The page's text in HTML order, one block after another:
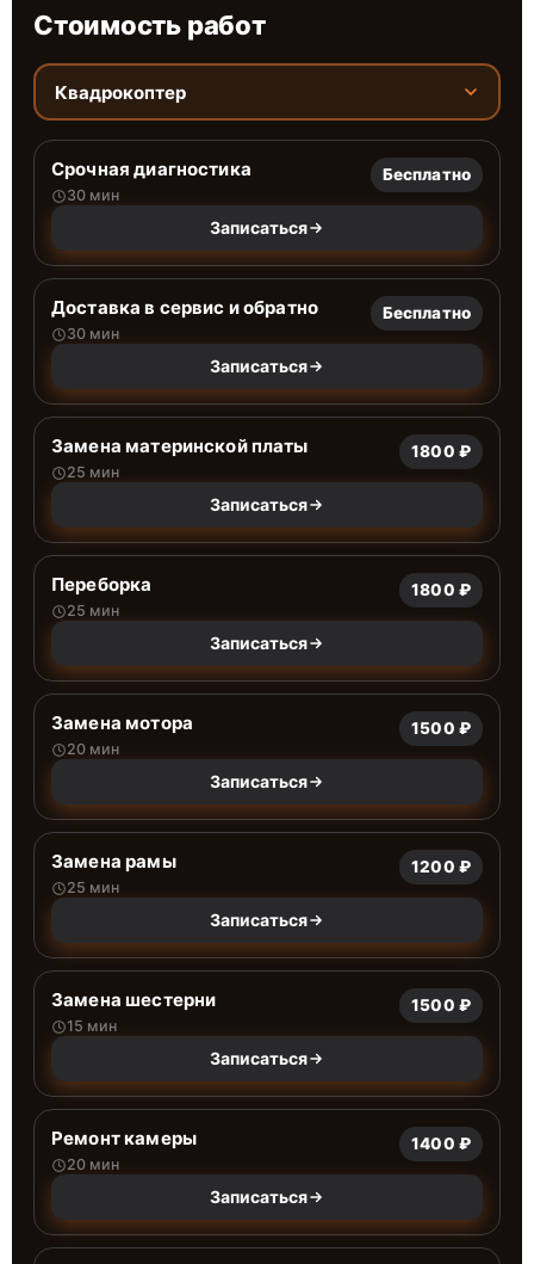
Стоимость работ
Квадрокоптер
Срочная диагностика
30 мин
Бесплатно
Записаться
Доставка в сервис и обратно
30 мин
Бесплатно
Записаться
Замена материнской платы
25 мин
1800 ₽
Записаться
Переборка
25 мин
1800 ₽
Записаться
Замена мотора
20 мин
1500 ₽
Записаться
Замена рамы
25 мин
1200 ₽
Записаться
Замена шестерни
15 мин
1500 ₽
Записаться
Ремонт камеры
20 мин
1400 ₽
Записаться